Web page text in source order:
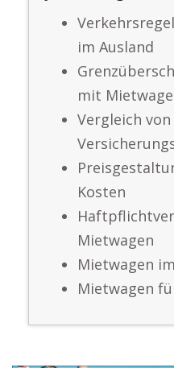
im Ausland
mit
Vergleich von
Kosten
Mietwagen
Mietwagen
Mietwagen